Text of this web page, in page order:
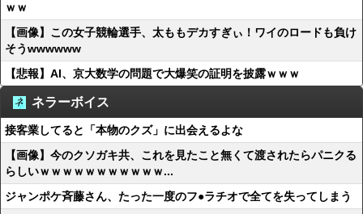
ｗｗ
【画像】この女子競輪選手、太ももデカすぎぃ！ワイのロードも負け
そうwwwwww
【悲報】AI、京大数学の問題で大爆笑の証明を披露ｗｗｗ
ネラーボイス
接客業してると「本物のクズ」に出会えるよな
【画像】今のクソガキ共、これを見たこと無くて渡されたらパニクる
らしいｗｗｗｗｗｗｗｗｗｗｗ...
ジャンポケ斉藤さん、たった一度のフ●ラチオで全てを失ってしまう